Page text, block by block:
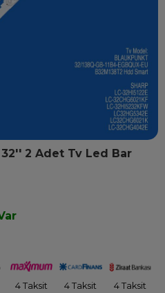
32'' 2 Adet Tv Led Bar
4 Taksit 4 Taksit 4 Taksit